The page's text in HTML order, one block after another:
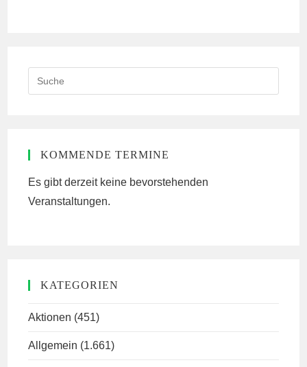
this
KOMMENDE TERMINE
Es gibt derzeit keine bevorstehenden
Veranstaltungen.
KATEGORIEN
Aktionen (451)
Allgemein (1.661)